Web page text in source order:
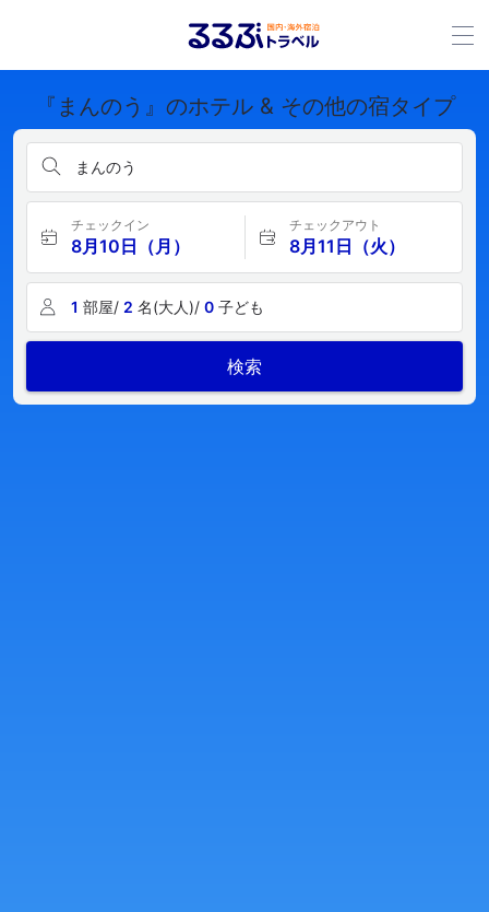
『まんのう』のホテル & その他の宿タイプ
まんのう
チェックイン
8月10日（月）
チェックアウト
8月11日（火）
1 部屋/ 2 名(大人)/ 0 子ども
検索